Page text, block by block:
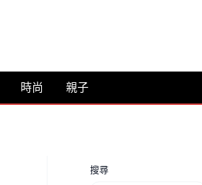
時尚 親子
搜尋